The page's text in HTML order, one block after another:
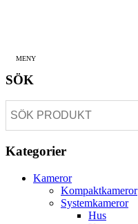
MENY
SÖK
Kategorier
Kameror
Kompaktkameror
Systemkameror
Hus